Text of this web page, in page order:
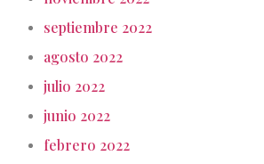
septiembre 2022
agosto 2022
julio 2022
junio 2022
febrero 2022